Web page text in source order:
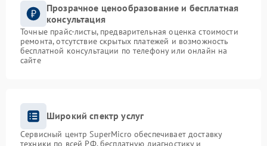
Прозрачное ценообразование и бесплатная
консультация
Точные прайс-листы, предварительная оценка стоимости
ремонта, отсутствие скрытых платежей и возможность
бесплатной консультации по телефону или онлайн на
сайте
Широкий спектр услуг
Сервисный центр SuperMicro обеспечивает доставку
техники по всей РФ, бесплатную диагностику и